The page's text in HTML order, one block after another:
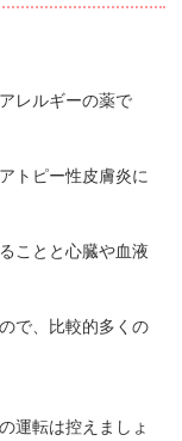
レルギーの薬で
トピー性皮膚炎に
ことと心臓や血液
で、比較的多くの
運転は控えましょ